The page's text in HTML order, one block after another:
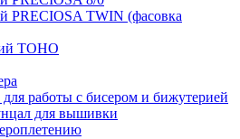
PRECIOSA TWIN (фасовка
TOHO
работы с бисером и бижутерией
для вышивки